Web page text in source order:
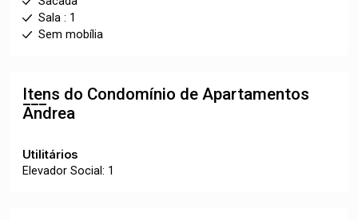
Sala : 1
Sem mobília
Itens do Condomínio de Apartamentos
Andrea
Utilitários
Elevador Social: 1